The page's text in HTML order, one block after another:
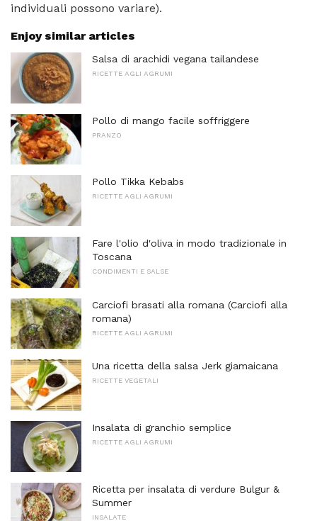
individuali possono variare).
Enjoy similar articles
Salsa di arachidi vegana tailandese
RICETTE AGLI AGRUMI
Pollo di mango facile soffriggere
PRANZO
Pollo Tikka Kebabs
RICETTE AGLI AGRUMI
Fare l'olio d'oliva in modo tradizionale in
Toscana
CONDIMENTI E SALSE
Carciofi brasati alla romana (Carciofi alla
romana)
RICETTE AGLI AGRUMI
Una ricetta della salsa Jerk giamaicana
RICETTE VEGETALI
Insalata di granchio semplice
RICETTE AGLI AGRUMI
Ricetta per insalata di verdure Bulgur &
Summer
INSALATE